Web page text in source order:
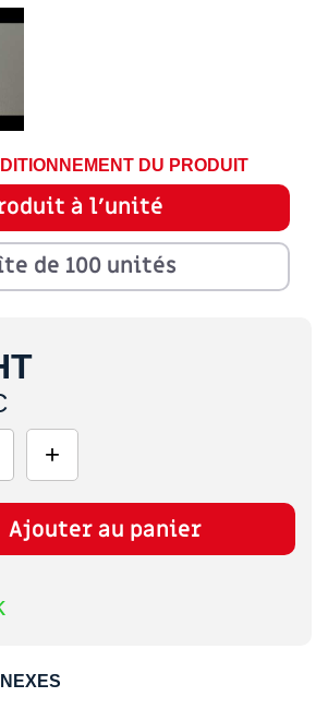
DU PRODUIT
à l'unité
de 100 unités
Ajouter au panier